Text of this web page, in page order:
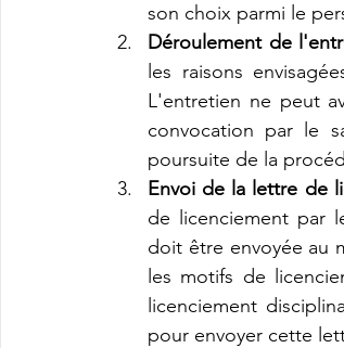
son choix parmi le
Déroulement de
les raisons
L'entretien ne peut
convocation par le
poursuite de la
Envoi de la lettre de
de licenciement par
doit être envoyée au
les motifs de
licenciement
pour envoyer cette